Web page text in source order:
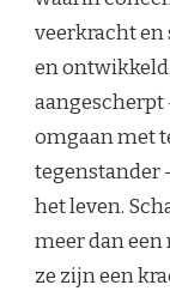
veerkracht en
en
aangescherpt
omgaan met
tegenstander
het leven.
meer dan
ze zijn een